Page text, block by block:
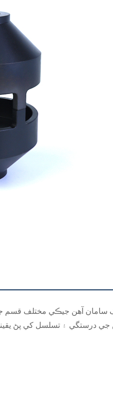
آهن جيڪي مختلف قسم
جي درستگي ۽ تسلسل کي پڻ